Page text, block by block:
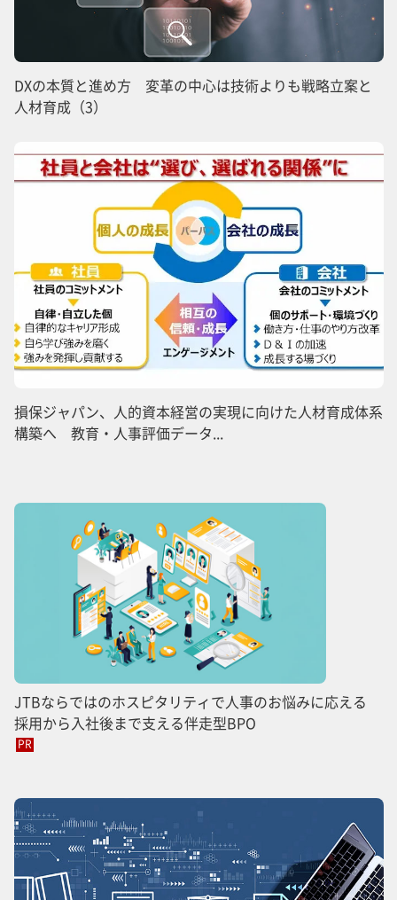
DXの本質と進め方 変革の中心は技術よりも戦略立案と
人材育成（3）
損保ジャパン、人的資本経営の実現に向けた人材育成体系
構築へ 教育・人事評価データ...
JTBならではのホスピタリティで人事のお悩みに応える
採用から入社後まで支える伴走型BPO
PR